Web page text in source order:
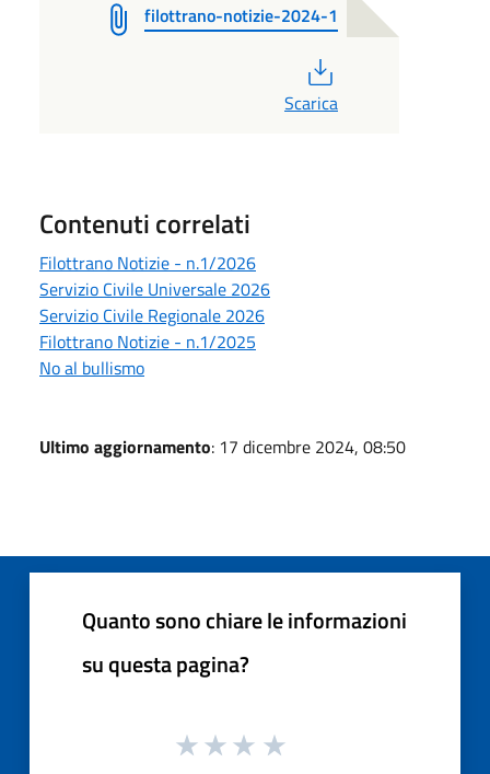
filottrano-notizie-2024-1
Scarica
Contenuti correlati
Filottrano Notizie - n.1/2026
Servizio Civile Universale 2026
Servizio Civile Regionale 2026
Filottrano Notizie - n.1/2025
No al bullismo
Ultimo aggiornamento: 17 dicembre 2024, 08:50
Quanto sono chiare le informazioni
su questa pagina?